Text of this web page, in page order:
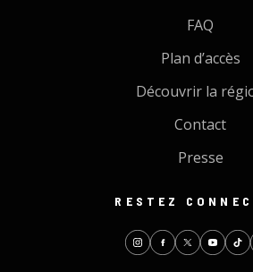
FAQ
Plan d’accès
Découvrir la
Contact
Presse
RESTEZ